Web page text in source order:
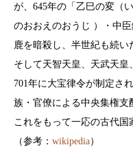
が、645年の「乙巳の変（
のおおえのおうじ ）・中
鹿を暗殺し、半世紀も続い
そして天智天皇、天武天皇
701年に大宝律令が制定さ
族・官僚による中央集権支
これをもって一応の古代国
（参考： wikipedia）